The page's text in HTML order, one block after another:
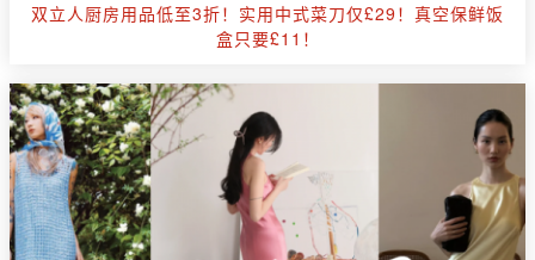
双立人厨房用品低至3折！实用中式菜刀仅£29！真空保鲜饭
盒只要£11！